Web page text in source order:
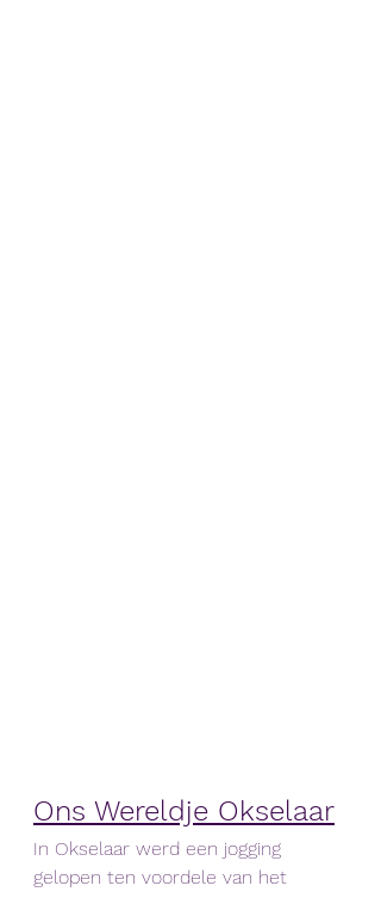
Ons Wereldje Okselaar
In Okselaar werd een jogging
gelopen ten voordele van het